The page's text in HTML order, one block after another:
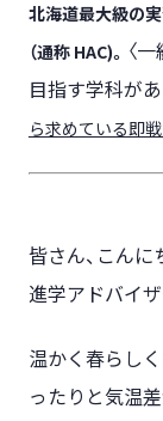
北海道最大級の
（通称 HAC)。 〈
目指す学科があ
ら求めている即
皆さん、こんに
進学アドバイ
温かく春らし
ったりと気温